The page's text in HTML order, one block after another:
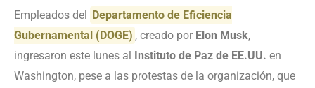
Empleados del Departamento de Eficiencia
Gubernamental (DOGE) , creado por Elon Musk,
ingresaron este lunes al Instituto de Paz de EE.UU. en
Washington, pese a las protestas de la organización, que